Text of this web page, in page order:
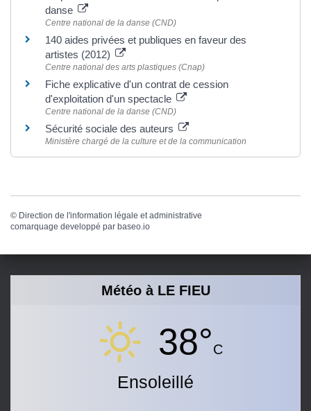
danse
Centre national de la danse (CND)
140 aides privées et publiques en faveur des
artistes (2012)
Centre national des arts plastiques (Cnap)
Fiche explicative d'un contrat de cession
d'exploitation d'un spectacle
Centre national de la danse (CND)
Sécurité sociale des auteurs
Ministère chargé de la culture et de la communication
© Direction de l'information légale et administrative
comarquage developpé par baseo.io
Météo à LE FIEU
38°C
Ensoleillé